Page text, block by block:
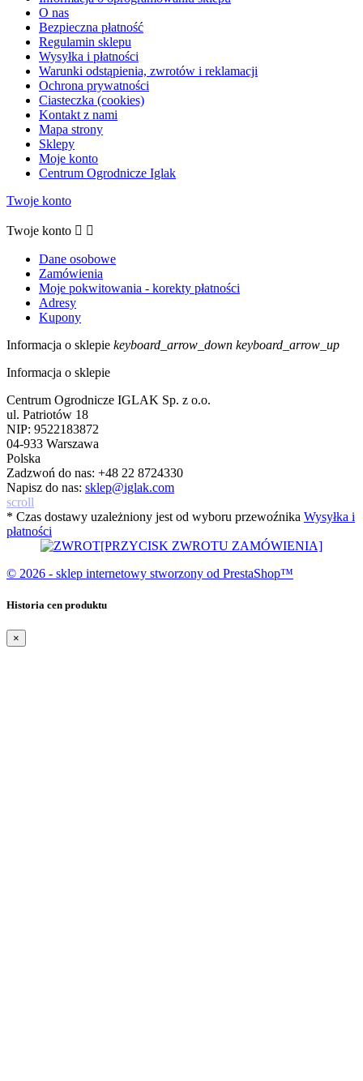
O nas
Bezpieczna płatność
Regulamin sklepu
Wysyłka i płatności
Warunki odstąpienia, zwrotów i reklamacji
Ochrona prywatności
Ciasteczka (cookies)
Kontakt z nami
Mapa strony
Sklepy
Moje konto
Centrum Ogrodnicze Iglak
Twoje konto
Twoje konto  
Dane osobowe
Zamówienia
Moje pokwitowania - korekty płatności
Adresy
Kupony
Informacja o sklepie keyboard_arrow_down keyboard_arrow_up
Informacja o sklepie
Centrum Ogrodnicze IGLAK Sp. z o.o.
ul. Patriotów 18
NIP: 9522183872
04-933 Warszawa
Polska
Zadzwoń do nas: +48 22 8724330
Napisz do nas: sklep@iglak.com
scroll
* Czas dostawy uzależniony jest od wyboru przewoźnika Wysyłka i
płatności
[PRZYCISK ZWROTU ZAMÓWIENIA]
© 2026 - sklep internetowy stworzony od PrestaShop™
Historia cen produktu
×